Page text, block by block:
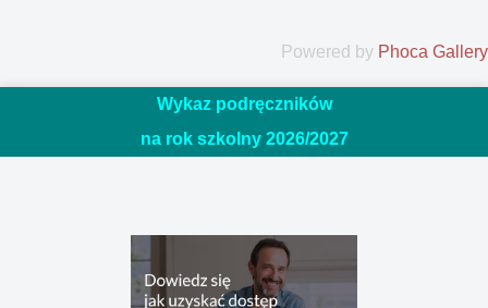
Powered by Phoca Gallery
Wykaz podręczników
na rok szkolny 2026/2027